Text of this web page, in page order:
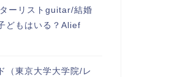
ーリストguitar/結婚
どもはいる？Alief
（東京大学大学院/レ